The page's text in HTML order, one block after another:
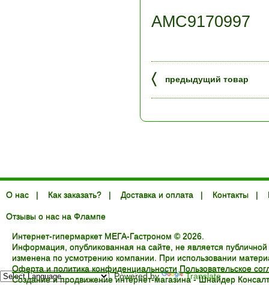
АМС9170997
〈 предыдущий товар
О нас | Как заказать? | Доставка и оплата | Контакты |
Отзывы о нас на Флампе
Интернет-гипермаркет МЕГА-Гастроном © 2026.
Информация, опубликованная на сайте, не является
изменена по усмотрению компании. При использовании
Оферта и политика конфиденциальности Пользовательское
Создание и продвижение интернет-магазина -Шнайдер
Powered by Translate